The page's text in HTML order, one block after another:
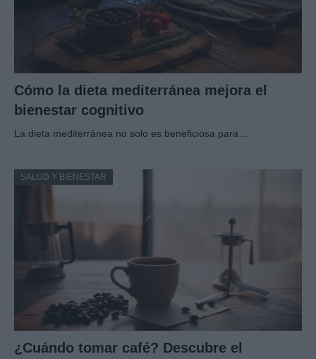
Cómo la dieta mediterránea mejora el
bienestar cognitivo
La dieta mediterránea no solo es beneficiosa para…
SALUD Y BIENESTAR
¿Cuándo tomar café? Descubre el